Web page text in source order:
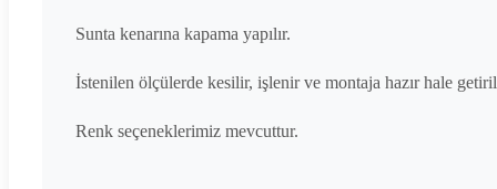
Sunta kenarına kapama yapılır.
İstenilen ölçülerde kesilir, işlenir ve montaja hazır hale
Renk seçeneklerimiz mevcuttur.